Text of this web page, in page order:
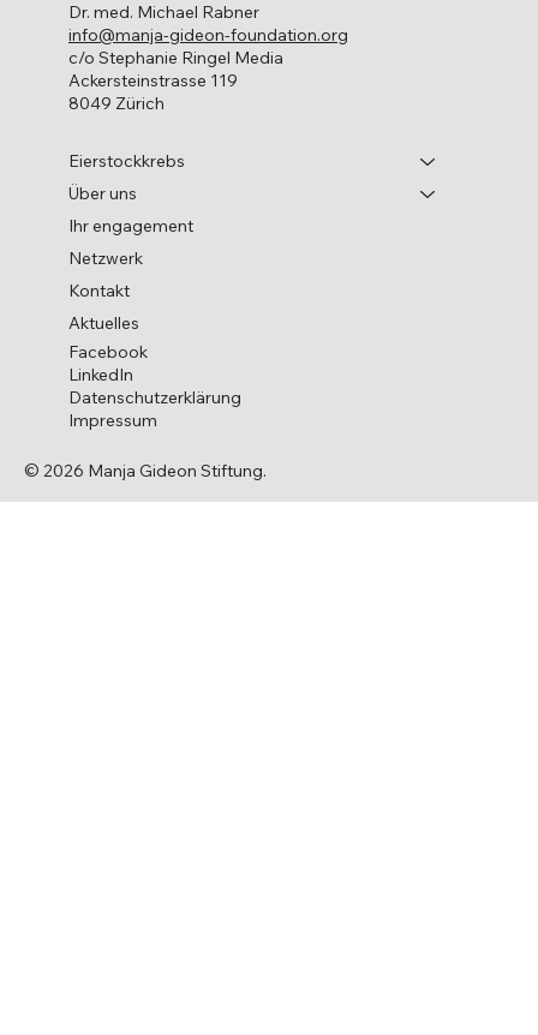
Familiärer Eierstockkrebs: Aufklärung,
Netzwerk, Gemeinschaft
Facebook
LinkedIn
Datenschutzerklärung
Impressum
Eierstockkrebs
Über uns
Ihr engagement
Netzwerk
Kontakt
Aktuelles
Dr. med. Michael Rabner
info@manja-gideon-foundation.org
c/o Stephanie Ringel Media
Ackersteinstrasse 119
8049 Zürich
© 2026 Manja Gideon Stiftung.